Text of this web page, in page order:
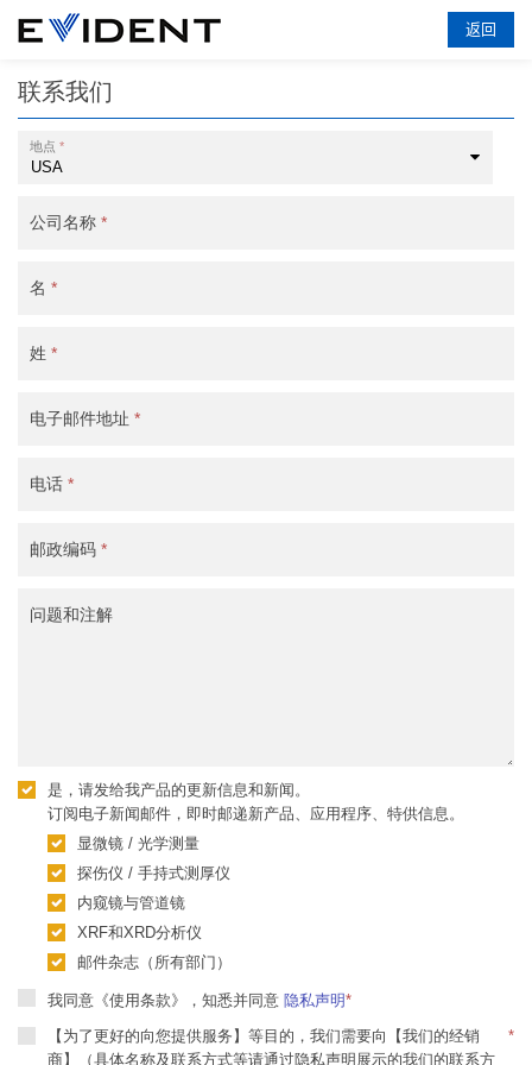
返回
联系我们
地点 *
公司名称 *
名 *
姓 *
电子邮件地址 *
电话 *
邮政编码 *
问题和注解
是，请发给我产品的更新信息和新闻。
订阅电子新闻邮件，即时邮递新产品、应用程序、特供信息。
显微镜 / 光学测量
探伤仪 / 手持式测厚仪
内窥镜与管道镜
XRF和XRD分析仪
邮件杂志（所有部门）
我同意《使用条款》，知悉并同意 隐私声明*
【为了更好的向您提供服务】等目的，我们需要向【我们的经销
商】（具体名称及联系方式等请通过隐私声明展示的我们的联系方
*